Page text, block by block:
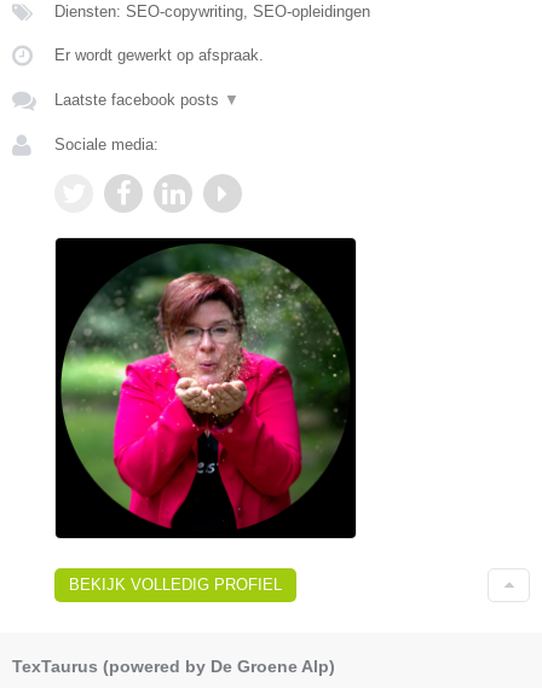
Diensten: SEO-copywriting, SEO-opleidingen
Er wordt gewerkt op afspraak.
Laatste facebook posts ▼
Sociale media:
BEKIJK VOLLEDIG PROFIEL
TexTaurus (powered by De Groene Alp)